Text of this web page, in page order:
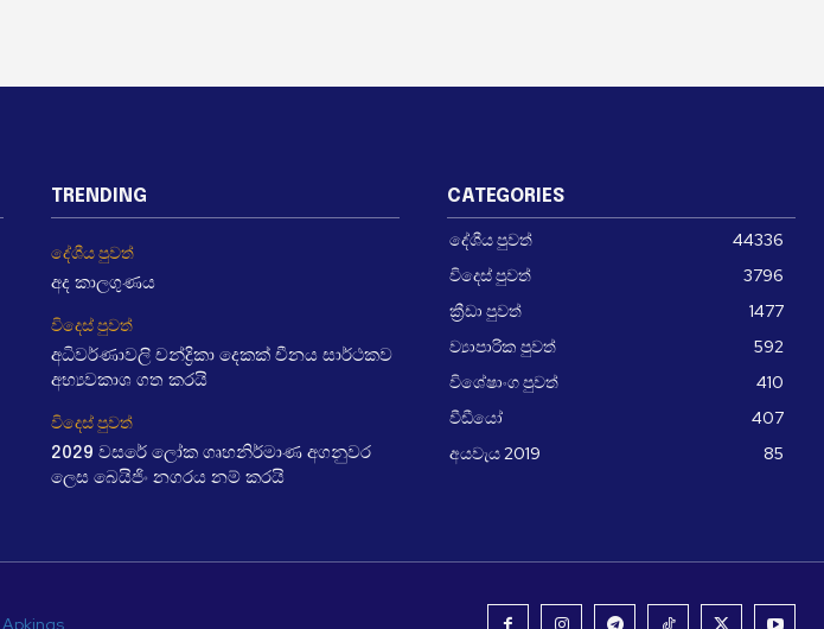
TRENDING
දේශීය පුවත්
අද කාලගුණය
විදෙස් පුවත්
අධිවර්ණාවලි චන්ද්‍රිකා දෙකක් චීනය සාර්ථකව
අභ්‍යවකාශ ගත කරයි
විදෙස් පුවත්
2029 වසරේ ලෝක ගෘහනිර්මාණ අගනුවර
ලෙස බෙයිජිං නගරය නම් කරයි
CATEGORIES
දේශීය පුවත්
44336
විදෙස් පුවත්
3796
ක්‍රීඩා පුවත්
1477
ව්‍යාපාරික පුවත්
592
විශේෂාංග පුවත්
410
වීඩීයෝ
407
අයවැය 2019
85
Apkings